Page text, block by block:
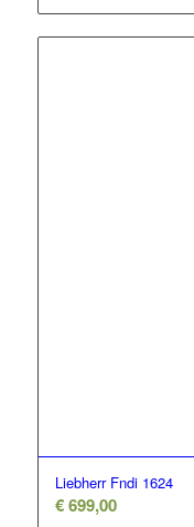
Liebherr Fndi 1624
€699,00